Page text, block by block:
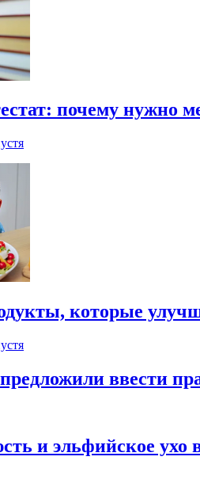
почему нужно
которые
ввести
и эльфийское